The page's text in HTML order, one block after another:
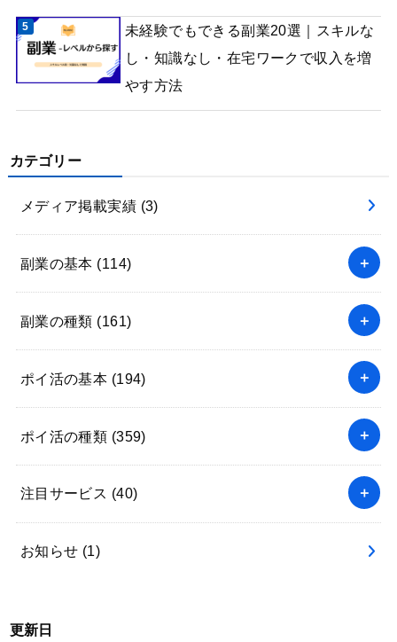
未経験でもできる副業20選｜スキルな
し・知識なし・在宅ワークで収入を増
やす方法
カテゴリー
メディア掲載実績 (3)
副業の基本 (114)
副業の種類 (161)
ポイ活の基本 (194)
ポイ活の種類 (359)
注目サービス (40)
お知らせ (1)
更新日